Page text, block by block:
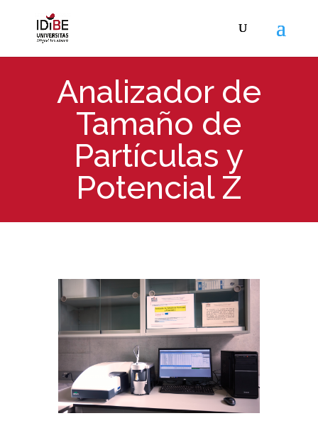
Analizador de
Tamaño de
Partículas y
Potencial Z